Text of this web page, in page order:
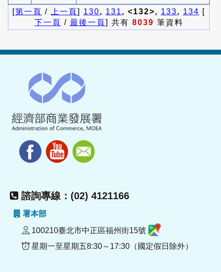
[第一頁 / 上一頁] 130, 131 , <132>, 133, 134 [
下一頁 / 最後一頁] 共有 8039 筆資料
諮詢專線：(02) 4121166
署本部
100210臺北市中正區福州街15號
星期一至星期五8:30～17:30（國定假日除外）